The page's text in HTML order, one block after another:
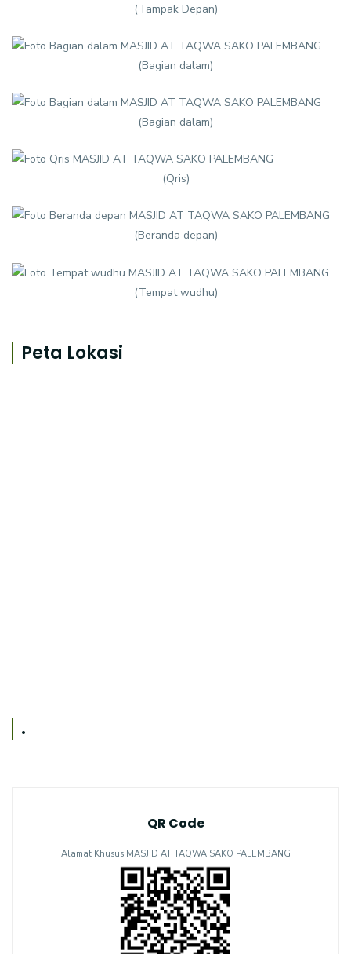
(Tampak Depan)
(Bagian dalam)
(Bagian dalam)
(Qris)
(Beranda depan)
(Tempat wudhu)
Peta Lokasi
.
QR Code
Alamat Khusus MASJID AT TAQWA SAKO PALEMBANG